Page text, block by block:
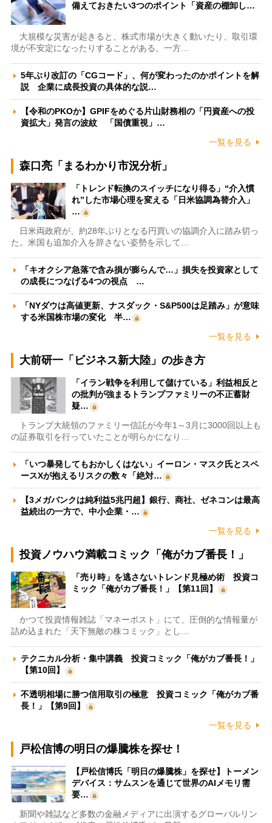
備えておきたい3つのポイント「資産の棚卸し…
大規模な災害が起きると、株式市場が大きく動いたり、取引環
境が不安定になったりすることがある。一方…
5年ぶり改訂の「CGコード」、何が変わったのかポイントを解
説 企業に成長投資の具体的な説…
【令和のPKOか】GPIFをめぐる片山財務相の「円資産への投
資拡大」発言の波紋 「国債重視」…
一覧を見る
森口亮「まるわかり市況分析」
「トレンド転換のスイッチになり得る」“介入慣
れ”した市場心理を変える「日米協調為替介入」
…
日米両政府が、約28年ぶりとなる円買いの協調介入に踏み切っ
た。米国も追加介入を辞さない姿勢を示して…
「キオクシア急落で含み損が膨らんで…」損失を投資家として
の成長につなげる4つの視点 …
「NYダウは高値更新、ナスダック・S&P500は足踏み」が意味
する米国株市場の変化 半…
一覧を見る
大前研一「ビジネス新大陸」の歩き方
「イラン戦争を利用して儲けている」利益相反と
の批判が強まるトランプファミリーの不正蓄財
疑…
トランプ大統領のファミリー信託が今年1～3月に3000回以上も
の証券取引を行っていたことが明らかになり…
「いつ暴発してもおかしくはない」イーロン・マスク氏とスペ
ースXが抱えるリスクの数々「絶対…
【3メガバンクは純利益5兆円超】銀行、商社、ゼネコンは最高
益続出の一方で、中小企業・…
一覧を見る
投資ノウハウ満載コミック「俺がカブ番長！」
「売り時」を逃さないトレンド見極め術 投資コ
ミック「俺がカブ番長！」【第11回】
かつて投資情報雑誌「マネーポスト」にて、圧倒的な情報量が
詰め込まれた「天下無敵の株コミック」とし…
テクニカル分析・集中講義 投資コミック「俺がカブ番長！」
【第10回】
不透明相場に勝つ信用取引の極意 投資コミック「俺がカブ番
長！」【第9回】
一覧を見る
戸松信博の明日の爆騰株を探せ！
【戸松信博氏「明日の爆騰株」を探せ】トーメン
デバイス：サムスンを通じて世界のAIメモリ需
要…
新聞や雑誌など多数の金融メディアに出演するグローバルリン